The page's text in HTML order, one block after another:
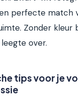
perfecte match
Zonder kleur
over.
tips voor je